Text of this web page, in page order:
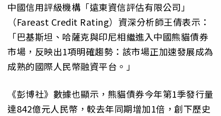
中國信用評級機構「遠東資信評估有限公司」
（Fareast Credit Rating）資深分析師王倩表示：
「巴基斯坦、哈薩克與印尼相繼進入中國熊貓債券
市場，反映出1項明確趨勢：該市場正加速發展成為
成熟的國際人民幣融資平台。」
《彭博社》數據也顯示，熊貓債券今年第1季發行量
達842億元人民幣，較去年同期增加1倍，創下歷史